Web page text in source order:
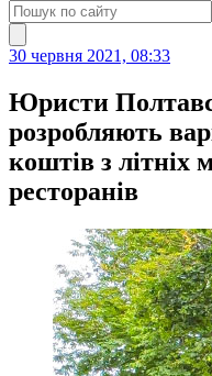
30 червня 2021, 08:33
Юристи
розробляють
коштів з літніх
ресторанів